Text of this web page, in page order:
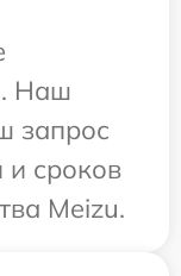
Наш
запрос
и сроков
Meizu.